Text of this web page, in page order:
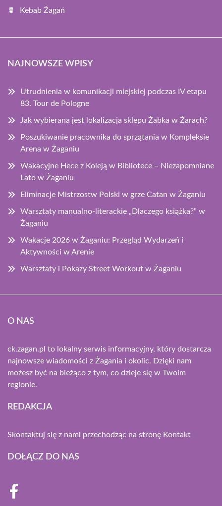
Kebab Żagań
NAJNOWSZE WPISY
Utrudnienia w komunikacji miejskiej podczas IV etapu
83. Tour de Pologne
Jak wybierana jest lokalizacja sklepu Żabka w Żarach?
Poszukiwanie pracownika do sprzątania w Kompleksie
Arena w Żaganiu
Wakacyjne Hece z Koleją w Bibliotece – Niezapomniane
Lato w Żaganiu
Eliminacje Mistrzostw Polski w grze Catan w Żaganiu
Warsztaty manualno-literackie „Dlaczego książka?” w
Żaganiu
Wakacje 2026 w Żaganiu: Przegląd Wydarzeń i
Aktywności w Arenie
Warsztaty i Pokazy Street Workout w Żaganiu
O NAS
ck.zagan.pl to lokalny serwis informacyjny, który dostarcza
najnowsze wiadomości z Żagania i okolic. Dzięki nam
możesz być na bieżąco z tym, co dzieje się w Twoim
regionie.
REDAKCJA
Skontaktuj się z nami przechodząc na stronę Kontakt
DOŁĄCZ DO NAS